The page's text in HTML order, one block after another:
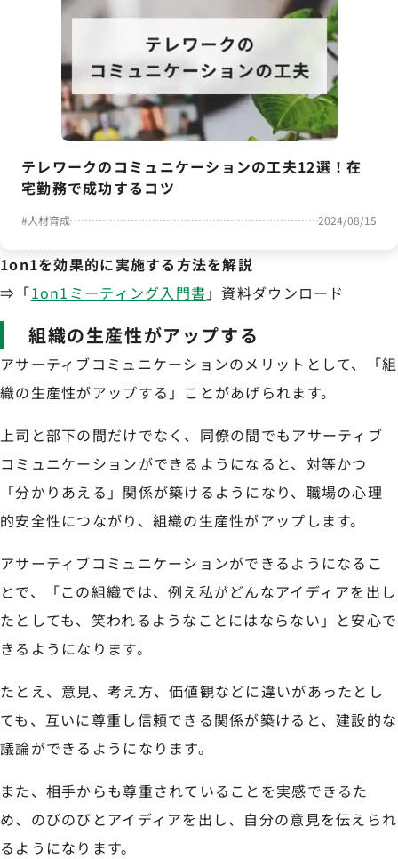
テレワークのコミュニケーションの工夫12選！在
宅勤務で成功するコツ
#人材育成 2024/08/15
1on1を効果的に実施する方法を解説
⇒「1on1ミーティング入門書 」資料ダウンロード
組織の生産性がアップする
アサーティブコミュニケーションのメリットとして、「組
織の生産性がアップする」ことがあげられます。
上司と部下の間だけでなく、同僚の間でもアサーティブ
コミュニケーションができるようになると、対等かつ
「分かりあえる」関係が築けるようになり、職場の心理
的安全性につながり、組織の生産性がアップします。
アサーティブコミュニケーションができるようになるこ
とで、「この組織では、例え私がどんなアイディアを出し
たとしても、笑われるようなことにはならない」と安心で
きるようになります。
たとえ、意見、考え方、価値観などに違いがあったとし
ても、互いに尊重し信頼できる関係が築けると、建設的な
議論ができるようになります。
また、相手からも尊重されていることを実感できるた
め、のびのびとアイディアを出し、自分の意見を伝えられ
るようになります。